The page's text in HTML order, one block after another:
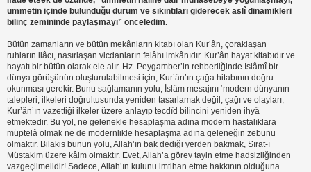
ümmetin içinde bulunduğu durum ve sıkıntıları giderecek aslî dinamikleri
bilinç zemininde paylaşmayı” önceledim.
Bütün zamanların ve bütün mekânların kitabı olan Kur’ân, çoraklaşan
ruhların ilâcı, nasırlaşan vicdanların felâhı imkânıdır. Kur’ân hayat kitabıdır ve
hayatı bir bütün olarak ele alır. Hz. Peygamber’in rehberliğinde İslâmî bir
dünya görüşünün oluşturulabilmesi için, Kur’ân’ın çağa hitabının doğru
okunması gerekir. Bunu sağlamanın yolu, İslâm mesajını ‘modern dünyanın
talepleri, ilkeleri doğrultusunda yeniden tasarlamak değil; çağı ve olayları,
Kur’ân’ın vazettiği ilkeler üzere anlayıp tecdîd bilincini yeniden ihyâ
etmektedir. Bu yol, ne gelenekle hesaplaşma adına modern hastalıklara
müptelâ olmak ne de modernlikle hesaplaşma adına geleneğin zebunu
olmaktır. Bilakis bunun yolu, Allah’ın bak dediği yerden bakmak, Sırat-ı
Müstakim üzere kâim olmaktır. Evet, Allah’a görev tayin etme hadsizliğinden
vazgeçilmelidir! Sadece, Allah’ın kulunu imtihan etme hakkının olduğuna